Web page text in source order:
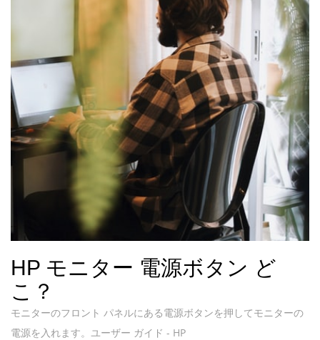
HP モニター 電源ボタン ど
こ？
モニターのフロント パネルにある電源ボタンを押してモニターの
電源を入れます。ユーザー ガイド - HP